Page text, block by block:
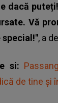
dacă
Vă
, a
si:
de tine și